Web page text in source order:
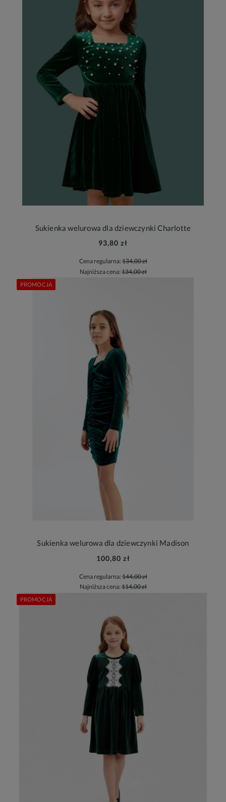
Sukienka welurowa dla dziewczynki Charlotte
93,80 zł
Cena regularna:134,00 zł
Najniższa cena:134,00 zł
Sukienka welurowa dla dziewczynki Madison
100,80 zł
Cena regularna:144,00 zł
Najniższa cena:114,00 zł
PROMOCJA
PROMOCJA